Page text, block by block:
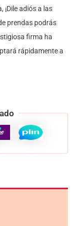
¡Dile adiós a las
prendas podrás
firma ha
rápidamente a